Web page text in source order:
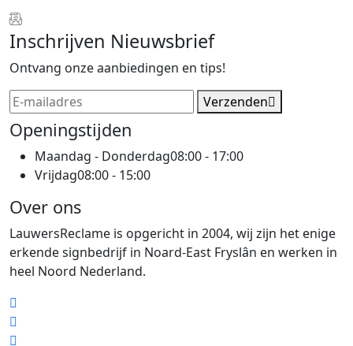
Inschrijven Nieuwsbrief
Ontvang onze aanbiedingen en tips!
Verzenden
Openingstijden
Maandag - Donderdag08:00 - 17:00
Vrijdag08:00 - 15:00
Over ons
LauwersReclame is opgericht in 2004, wij zijn het enige
erkende signbedrijf in Noard-East Fryslân en werken in
heel Noord Nederland.